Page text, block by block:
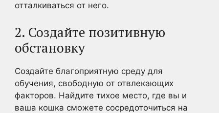
отталкиваться от него.
2. Создайте позитивную
обстановку
Создайте благоприятную среду для
обучения, свободную от отвлекающих
факторов. Найдите тихое место, где вы и
ваша кошка сможете сосредоточиться на